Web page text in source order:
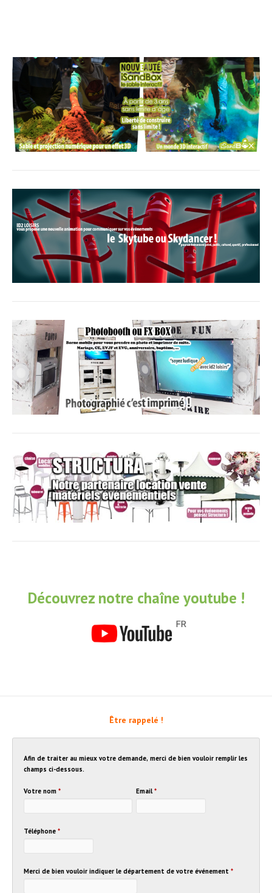
Découvrez notre chaîne youtube !
Être rappelé !
Afin de traiter au mieux votre demande, merci de bien vouloir remplir les
champs ci-dessous.
Votre nom * Email*
Téléphone *
Merci de bien vouloir indiquer le département de votre événement *